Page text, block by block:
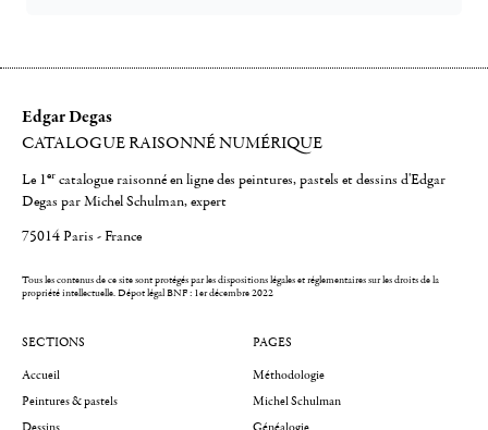
Edgar Degas
CATALOGUE RAISONNÉ NUMÉRIQUE
Le 1er catalogue raisonné en ligne des peintures, pastels et dessins d'Edgar
Degas par Michel Schulman, expert
75014 Paris - France
Tous les contenus de ce site sont protégés par les dispositions légales et réglementaires sur les droits de la
propriété intellectuelle.Dépot légal BNF : 1er décembre 2022
SECTIONS
Accueil
Peintures & pastels
PAGES
Méthodologie
Michel Schulman